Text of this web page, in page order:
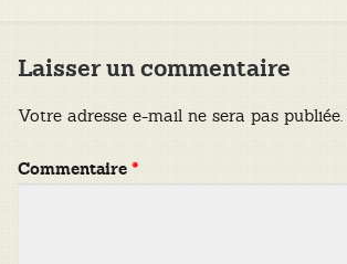
Laisser un commentaire
Votre adresse e-mail ne sera pas publiée.
Commentaire*